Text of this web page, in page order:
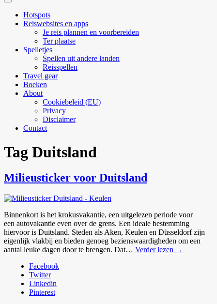
Zoekveld
uitvouwenHotspots
Reiswebsites en apps
Je reis plannen en voorbereiden
Ter plaatse
Spelletjes
Spellen uit andere landen
Reisspellen
Travel gear
Boeken
About
Cookiebeleid (EU)
Privacy
Disclaimer
Contact
Tag Duitsland
Milieusticker voor Duitsland
Binnenkort is het krokusvakantie, een uitgelezen periode voor
een autovakantie even over de grens. Een ideale bestemming
hiervoor is Duitsland. Steden als Aken, Keulen en Düsseldorf zijn
eigenlijk vlakbij en bieden genoeg bezienswaardigheden om een
aantal leuke dagen door te brengen. Dat… Verder lezen →
Facebook
Twitter
Linkedin
Pinterest